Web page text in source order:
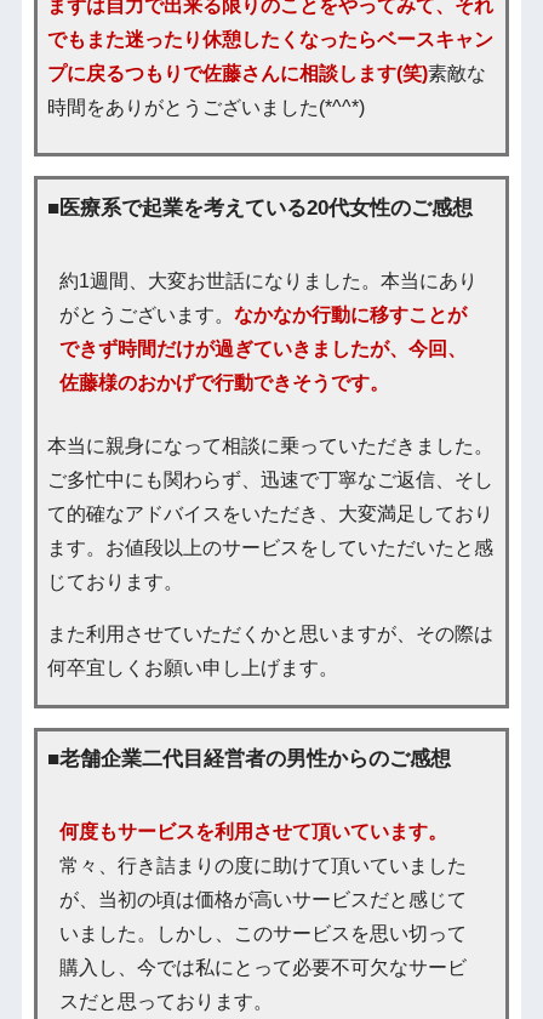
まずは自力で出来る限りのことをやってみて、それ
でもまた迷ったり休憩したくなったらベースキャン
プに戻るつもりで佐藤さんに相談します(笑)素敵な
時間をありがとうございました(*^^*)
■医療系で起業を考えている20代女性のご感想
約1週間、大変お世話になりました。本当にあり
がとうございます。 なかなか行動に移すことが
できず時間だけが過ぎていきましたが、今回、
佐藤様のおかげで行動できそうです。
本当に親身になって相談に乗っていただきました。
ご多忙中にも関わらず、迅速で丁寧なご返信、そし
て的確なアドバイスをいただき、大変満足しており
ます。お値段以上のサービスをしていただいたと感
じております。
また利用させていただくかと思いますが、その際は
何卒宜しくお願い申し上げます。
■老舗企業二代目経営者の男性からのご感想
何度もサービスを利用させて頂いています。
常々、行き詰まりの度に助けて頂いていました
が、当初の頃は価格が高いサービスだと感じて
いました。しかし、このサービスを思い切って
購入し、今では私にとって必要不可欠なサービ
スだと思っております。